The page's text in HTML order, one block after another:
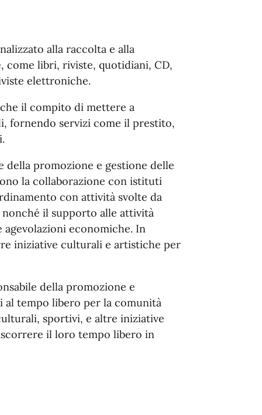
alla raccolta e alla
come libri, riviste, quotidiani, CD,
elettroniche.
il compito di mettere a
fornendo servizi come il prestito,
della promozione e gestione delle
la collaborazione con istituti
con attività svolte da
il supporto alle attività
economiche. In
iniziative culturali e artistiche per
della promozione e
al tempo libero per la comunità
ali, sportivi, e altre iniziative
correre il loro tempo libero in